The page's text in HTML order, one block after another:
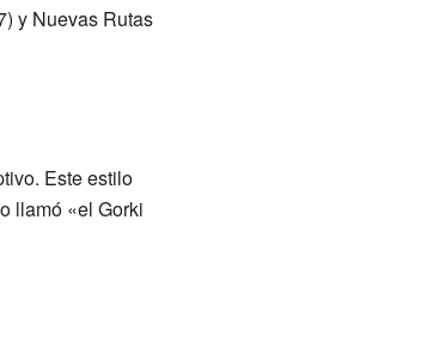
y Nuevas Rutas
Este estilo
llamó «el Gorki